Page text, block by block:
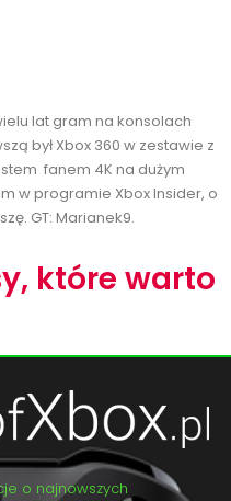
lat gram na konsolach
był Xbox 360 w zestawie z
fanem 4K na dużym
w programie Xbox Insider, o
GT: Marianek9.
które warto
o najnowszych